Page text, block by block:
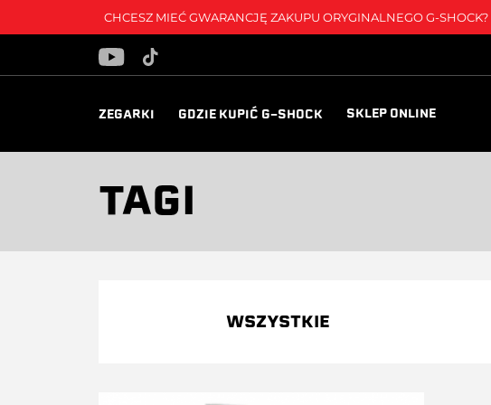
CHCESZ MIEĆ GWARANCJĘ ZAKUPU ORYGINALNEGO G-
ZEGARKI GDZIE KUPIĆ G-SHOCK SKLEP ONLINE
TAGI
WSZYSTKIE